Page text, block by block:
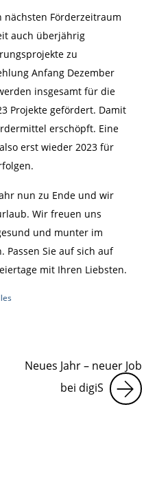
Förderzeitraum
auch überjährig
zu
Anfang Dezember
insgesamt für die
Projekte gefördert. Damit
erschöpft. Eine
erst wieder 2023 für
nun zu Ende und wir
Wir freuen uns
und munter im
Passen Sie auf sich auf
mit Ihren Liebsten.
Neues Jahr – neuer Job
bei digiS